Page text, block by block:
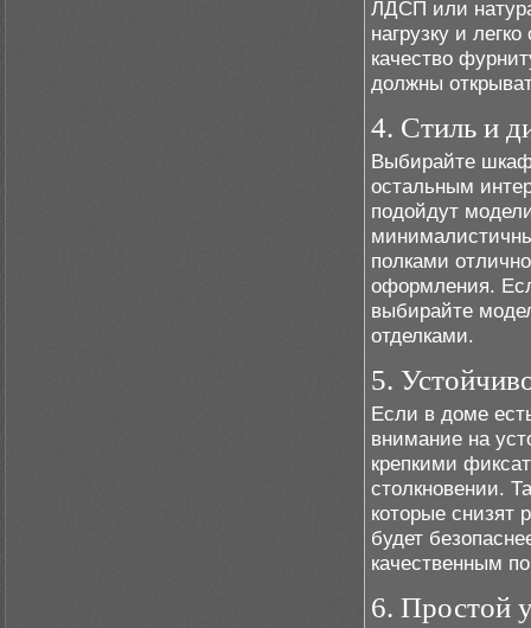
ЛДСП или
нагрузку и
качество
должны
4. Стиль и
Выбирайте
остальным
подойдут
полками
оформления.
выбирайте
отделками.
5.
Если в доме
внимание на
крепкими
столкновении.
которые снизят
будет
качественным
6. Простой